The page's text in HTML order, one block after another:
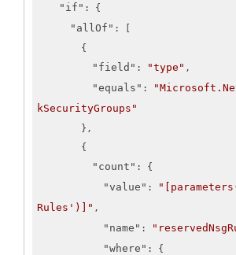
"if" : {
"allOf" : [
"field" : "type" ,
"equals" :
kSecurityGroups"
"count" : {
"value" :
Rules')]" ,
"name" :
"where" : {